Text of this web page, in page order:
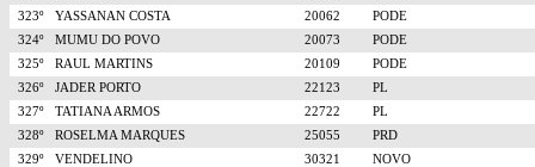
323º
YASSANAN COSTA 20062
PODE
324º
MUMU DO POVO 20073
PODE
325º
RAUL MARTINS 20109
PODE
326º
JADER PORTO 22123
PL
327º
TATIANA ARMOS 22722
PL
328º
ROSELMA MARQUES 25055
PRD
329º
VENDELINO 30321 NOVO